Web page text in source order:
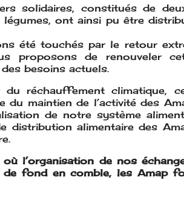
solidaires, constitués de
légumes, ont ainsi pu être
été touchés par le retour
proposons de renouveler
des besoins actuels.
du réchauffement climatique,
du maintien de l’activité des
de notre système
distribution alimentaire des
où l’organisation de nos
de fond en comble, les Amap